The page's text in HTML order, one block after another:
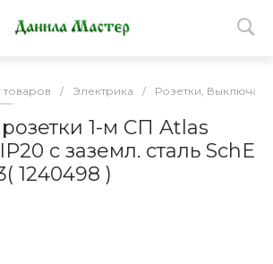
товаров / Электрика / Розетки,
1-м СП Atlas
с заземл. сталь SchE
1240498 )